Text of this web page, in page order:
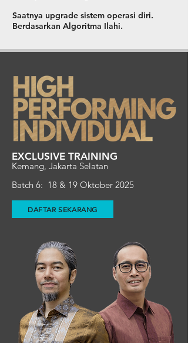
Saatnya upgrade sistem operasi diri.
Berdasarkan Algoritma Ilahi.
EXCLUSIVE TRAINING
Kemang, Jakarta Selatan
Batch 6: 18 & 19 Oktober 2025
DAFTAR SEKARANG